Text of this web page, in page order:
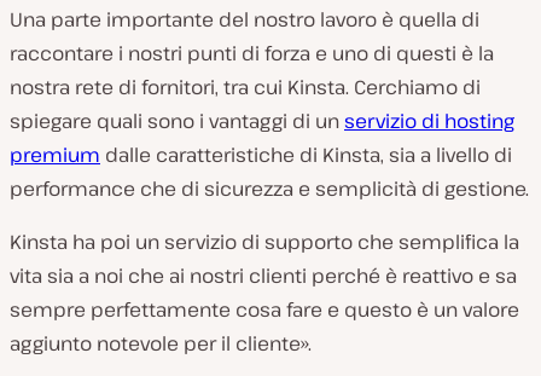
Una parte importante del nostro lavoro è quella di
raccontare i nostri punti di forza e uno di questi è la
nostra rete di fornitori, tra cui Kinsta. Cerchiamo di
spiegare quali sono i vantaggi di unservizio di hosting
premium dalle caratteristiche di Kinsta, sia a livello di
performance che di sicurezza e semplicità di gestione.
Kinsta ha poi un servizio di supporto che semplifica la
vita sia a noi che ai nostri clienti perché è reattivo e sa
sempre perfettamente cosa fare e questo è un valore
aggiunto notevole per il cliente».